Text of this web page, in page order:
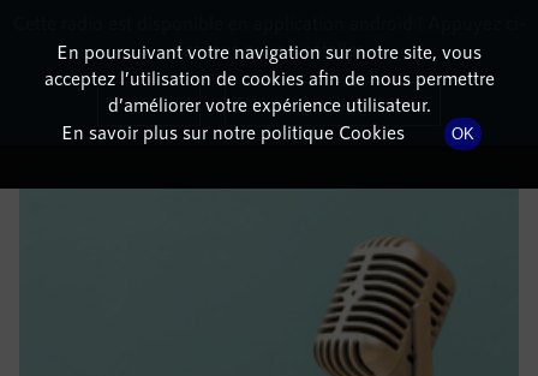
DÉTAILS DE L'ÉPISODE
22 avril 2023à 15h59 , durée : Invalid date
En poursuivant votre navigation sur notre site, vous
acceptez l’utilisation de cookies afin de nous permettre
d’améliorer votre expérience utilisateur.
En savoir plus sur notre politique Cookies
OK
dessous pour l'installer.
Non merci Télécharger l'application